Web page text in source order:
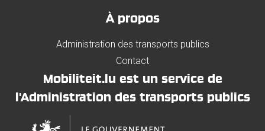
À propos
Administration des transports publics
Contact
Mobiliteit.lu est un service de
l'Administration des transports publics